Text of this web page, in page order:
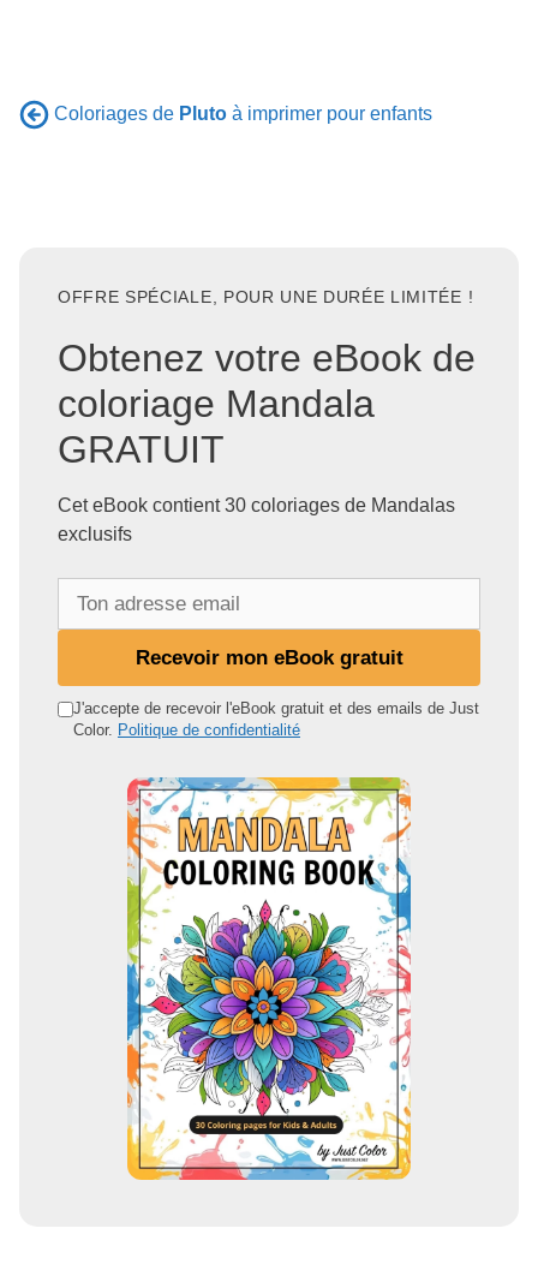
Coloriages de Pluto à imprimer pour enfants
OFFRE SPÉCIALE, POUR UNE DURÉE LIMITÉE !
Obtenez votre eBook de
coloriage Mandala
GRATUIT
Cet eBook contient 30 coloriages de Mandalas
exclusifs
d
Recevoir mon eBook gratuit
J'accepte de recevoir l'eBook gratuit et des emails de Just
Color. Politique de confidentialité